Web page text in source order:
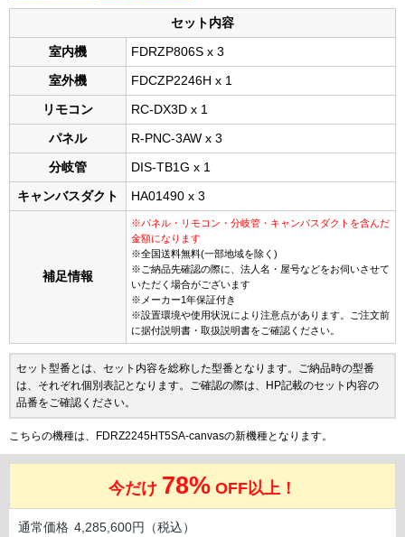
セット内容
室内機 FDRZP806S x 3
室外機 FDCZP2246H x 1
リモコン RC-DX3D x 1
パネル R-PNC-3AW x 3
分岐管 DIS-TB1G x 1
キャンバスダクト HA01490 x 3
補足情報
※パネル・リモコン・分岐管・キャンバスダクトを含んだ
金額になります
※全国送料無料(一部地域を除く)
※ご納品先確認の際に、法人名・屋号などをお伺いさせて
いただく場合がございます
※メーカー1年保証付き
※設置環境や使用状況により注意点があります。ご注文前
に据付説明書・取扱説明書をご確認ください。
セット型番とは、セット内容を総称した型番となります。ご納品時の型番
は、それぞれ個別表記となります。ご確認の際は、HP記載のセット内容の
品番をご確認ください。
こちらの機種は、FDRZ2245HT5SA-canvasの新機種となります。
今だけ 78% OFF以上！
通常価格 4,285,600円（税込）